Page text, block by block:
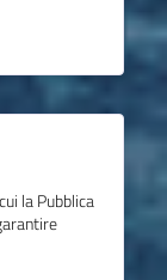
la Pubblica